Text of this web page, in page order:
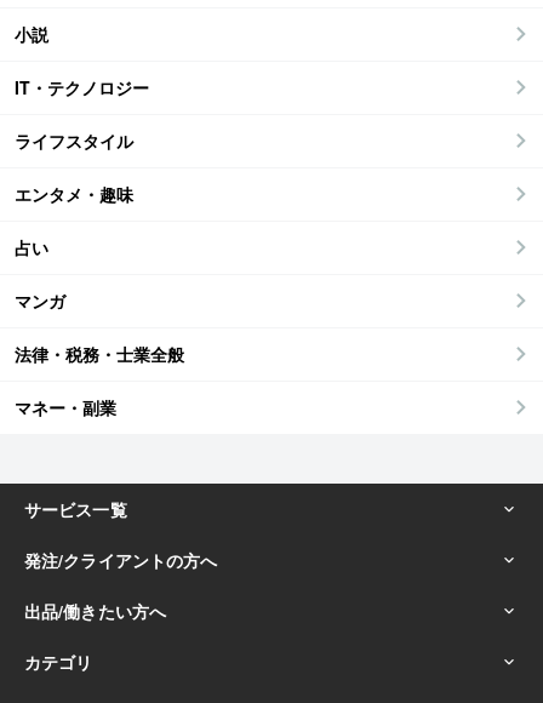
小説
IT・テクノロジー
ライフスタイル
エンタメ・趣味
占い
マンガ
法律・税務・士業全般
マネー・副業